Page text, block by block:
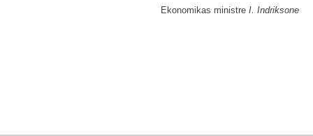
Ekonomikas ministre I. Indriksone